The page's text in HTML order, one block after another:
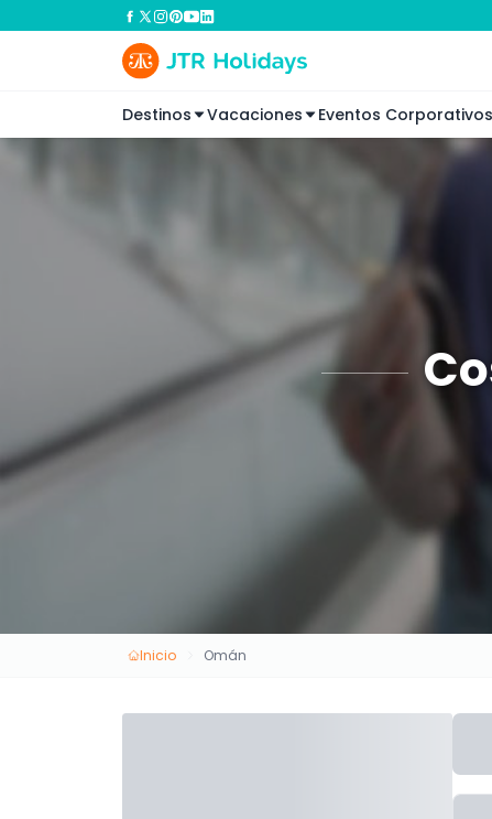
Destinos Vacaciones Eventos Corporativos
Inicio Omán